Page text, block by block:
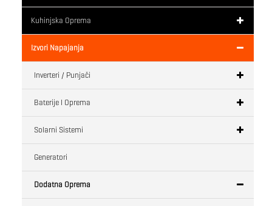
Kuhinjska Oprema
Izvori Napajanja
Inverteri / Punjači
Baterije I Oprema
Solarni Sistemi
Generatori
Dodatna Oprema